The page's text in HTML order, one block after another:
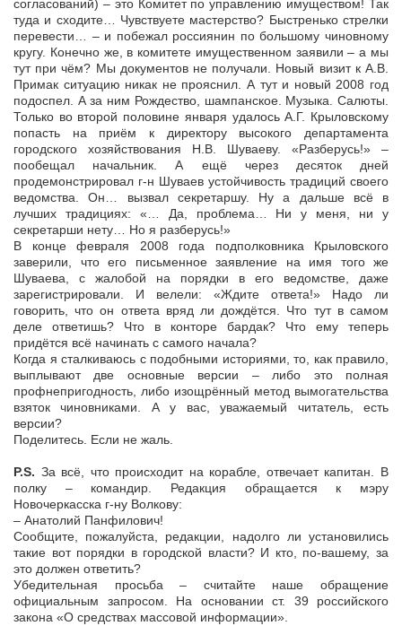
согласований) – это Комитет по управлению имуществом! Так
туда и сходите… Чувствуете мастерство? Быстренько стрелки
перевести… – и побежал россиянин по большому чиновному
кругу. Конечно же, в комитете имущественном заявили – а мы
тут при чём? Мы документов не получали. Новый визит к А.В.
Примак ситуацию никак не прояснил. А тут и новый 2008 год
подоспел. А за ним Рождество, шампанское. Музыка. Салюты.
Только во второй половине января удалось А.Г. Крыловскому
попасть на приём к директору высокого департамента
городского хозяйствования Н.В. Шуваеву. «Разберусь!» –
пообещал начальник. А ещё через десяток дней
продемонстрировал г-н Шуваев устойчивость традиций своего
ведомства. Он… вызвал секретаршу. Ну а дальше всё в
лучших традициях: «… Да, проблема… Ни у меня, ни у
секретарши нету… Но я разберусь!»
В конце февраля 2008 года подполковника Крыловского
заверили, что его письменное заявление на имя того же
Шуваева, с жалобой на порядки в его ведомстве, даже
зарегистрировали. И велели: «Ждите ответа!» Надо ли
говорить, что он ответа вряд ли дождётся. Что тут в самом
деле ответишь? Что в конторе бардак? Что ему теперь
придётся всё начинать с самого начала?
Когда я сталкиваюсь с подобными историями, то, как правило,
выплывают две основные версии – либо это полная
профнепригодность, либо изощрённый метод вымогательства
взяток чиновниками. А у вас, уважаемый читатель, есть
версии?
Поделитесь. Если не жаль.
P.S. За всё, что происходит на корабле, отвечает капитан. В
полку – командир. Редакция обращается к мэру
Новочеркасска г-ну Волкову:
– Анатолий Панфилович!
Сообщите, пожалуйста, редакции, надолго ли установились
такие вот порядки в городской власти? И кто, по-вашему, за
это должен ответить?
Убедительная просьба – считайте наше обращение
официальным запросом. На основании ст. 39 российского
закона «О средствах массовой информации».